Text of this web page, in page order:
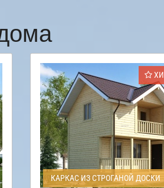
КАРКАС ИЗ СТРОГАНОЙ ДОСКИ